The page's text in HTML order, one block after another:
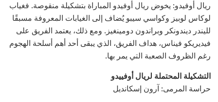
ريال أوفيدو: يخوض ريال أوفيدو المباراة بتشكيلة منقوصة. فغياب
لوكاس لوبيز وكواسي سيبو يُضاف إلى الغيابات المعروفة مسبقًا
لليندر ديندونكر وبراندون دومينغيز. ومع ذلك، يعتمد الفريق على
فيديريكو فيناس، هداف الفريق، الذي يبقى أحد أهم أسلحة الهجوم
رغم الظروف الصعبة التي يمر بها.
التشكيلة المحتملة لريال أوفييدو
حراسة المرمى: آرون إسكانديل